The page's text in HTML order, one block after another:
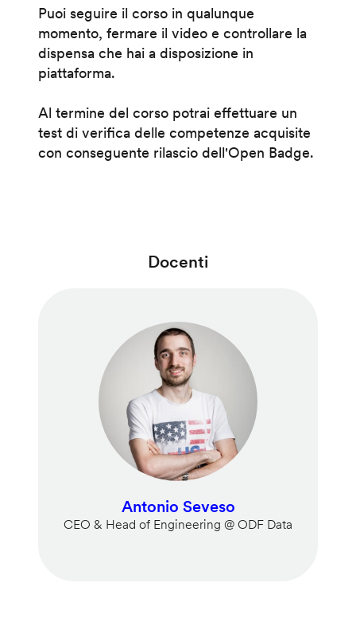
Puoi seguire il corso in qualunque
momento, fermare il video e controllare la
dispensa che hai a disposizione in
piattaforma.
Al termine del corso potrai effettuare un
test di verifica delle competenze acquisite
con conseguente rilascio dell'Open Badge.
Docenti
Antonio Seveso
CEO & Head of Engineering @ ODF Data